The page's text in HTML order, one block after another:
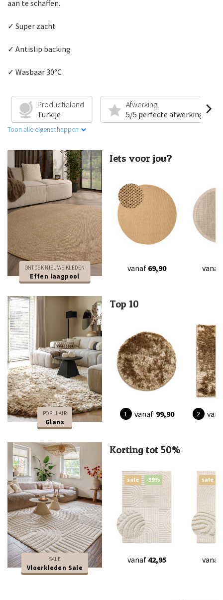
aan te schaffen.
✓ Super zacht
✓ Antislip backing
✓ Wasbaar 30°C
Productieland
Turkije
Afwerking
5/5 perfecte afwerking
Toon alle eigenschappen
ONTDEK NIEUWE KLEDEN
Effen laagpool
Iets voor jou?
vanaf 69,90 vanaf
POPULAIR
Glans
Top 10
vanaf 99,90
SALE
Vloerkleden Sale
Korting tot 50%
sale -39%
vanaf 42,95
sale
vanaf